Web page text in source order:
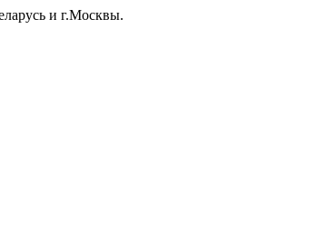
и г.Москвы.